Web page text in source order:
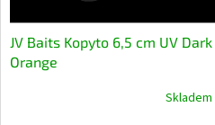
JV Baits Kopyto 6,5 cm UV Dark
Orange
Skladem